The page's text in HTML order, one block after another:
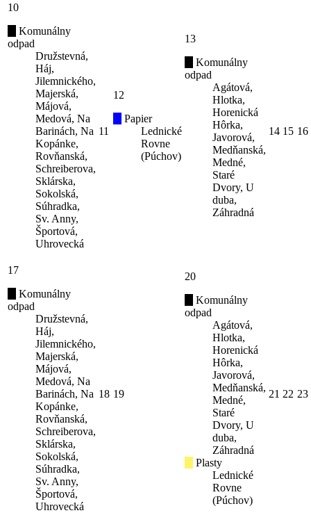
10
Komunálny
odpad
Družstevná,
Háj,
Jilemnického,
Majerská,
Májová,
Medová, Na
Barinách, Na
Kopánke,
Rovňanská,
Schreiberova,
Sklárska,
Sokolská,
Súhradka,
Sv. Anny,
Športová,
Uhrovecká
11
12
Papier
Lednické
Rovne
(Púchov)
13
Komunálny
odpad
Agátová,
Hlotka,
Horenická
Hôrka,
Javorová,
Medňanská,
Medné,
Staré
Dvory, U
duba,
Záhradná
14 15 16
17
Komunálny
odpad
Družstevná,
Háj,
Jilemnického,
Majerská,
Májová,
Medová, Na
Barinách, Na
Kopánke,
Rovňanská,
Schreiberova,
Sklárska,
Sokolská,
Súhradka,
Sv. Anny,
Športová,
Uhrovecká
18 19
20
Komunálny
odpad
Agátová,
Hlotka,
Horenická
Hôrka,
Javorová,
Medňanská,
Medné,
Staré
Dvory, U
duba,
Záhradná
Plasty
Lednické
Rovne
(Púchov)
21 22 23